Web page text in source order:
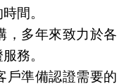
間。
，多年來致力於各
務。
戶準備認證需要的